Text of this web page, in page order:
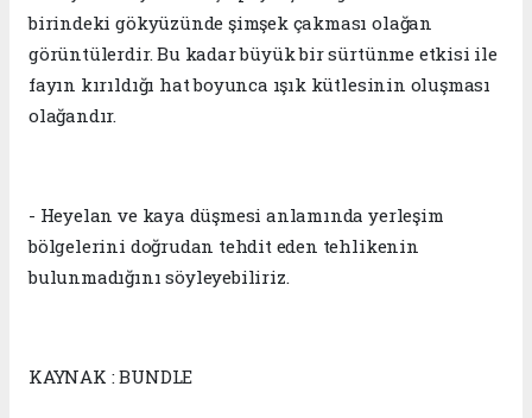
birindeki gökyüzünde şimşek çakması olağan
görüntülerdir. Bu kadar büyük bir sürtünme etkisi ile
fayın kırıldığı hat boyunca ışık kütlesinin oluşması
olağandır.
- Heyelan ve kaya düşmesi anlamında yerleşim
bölgelerini doğrudan tehdit eden tehlikenin
bulunmadığını söyleyebiliriz.
KAYNAK : BUNDLE